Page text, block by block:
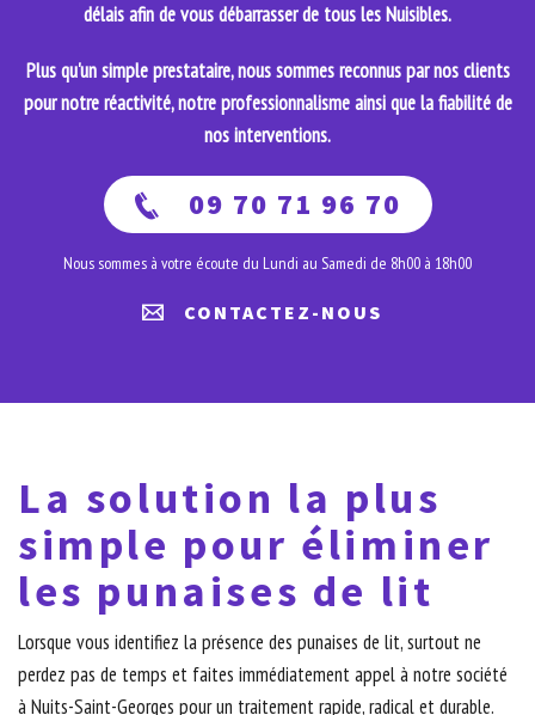
délais afin de vous débarrasser de tous les Nuisibles.
Plus qu'un simple prestataire, nous sommes reconnus par nos clients
pour notre réactivité, notre professionnalisme ainsi que la fiabilité de
nos interventions.
09 70 71 96 70
Nous sommes à votre écoute du Lundi au Samedi de 8h00 à 18h00
CONTACTEZ-NOUS
La solution la plus
simple pour éliminer
les punaises de lit
Lorsque vous identifiez la présence des punaises de lit, surtout ne
perdez pas de temps et faites immédiatement appel à notre société
à Nuits-Saint-Georges pour un traitement rapide, radical et durable.